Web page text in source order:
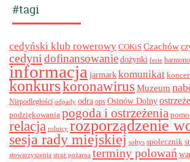
#tagi
cedyński klub rowerowy COKiS Czachów
cedyni dofinansowanie dożynki ferie
informacja jarmark komunikat
konkurskoronawirus Muzeum
Niepodległości odpady odra ops Osinów Dolny
podziękowania pogoda i ostrzeżenia
relacja rolnicy rozporządzenie
sesja rady miejskiej sołtys społecznik
stowarzyszenia straż pożarna terminy polowań